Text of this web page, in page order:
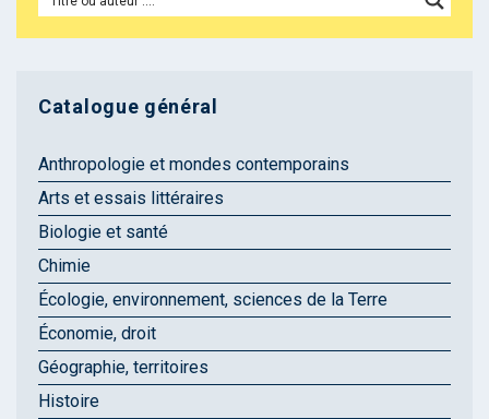
Catalogue général
Anthropologie et mondes contemporains
Arts et essais littéraires
Biologie et santé
Chimie
Écologie, environnement, sciences de la Terre
Économie, droit
Géographie, territoires
Histoire